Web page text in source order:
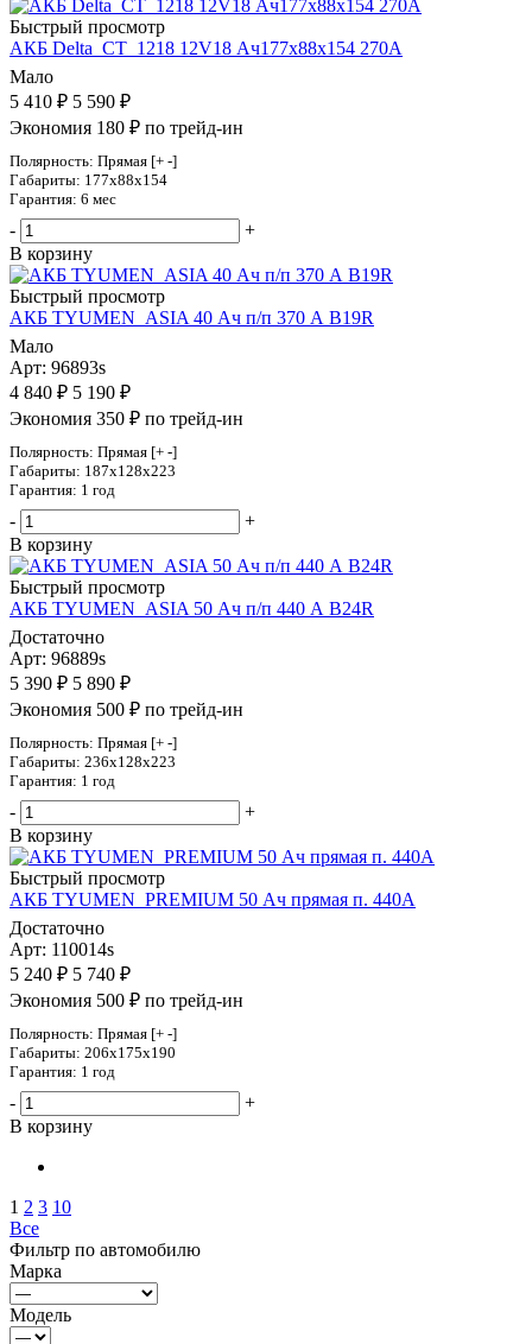
Быстрый просмотр
АКБ Delta_CT_1218 12V18 Ач177х88х154 270А
Мало
5 410 ₽ 5 590 ₽
Экономия 180 ₽ по трейд-ин
Полярность: Прямая [+ -]
Габариты: 177x88x154
Гарантия: 6 мес
-
+
В корзину
Быстрый просмотр
АКБ TYUMEN_ASIA 40 Ач п/п 370 А B19R
Мало
Арт: 96893s
4 840 ₽ 5 190 ₽
Экономия 350 ₽ по трейд-ин
Полярность: Прямая [+ -]
Габариты: 187x128x223
Гарантия: 1 год
-
+
В корзину
Быстрый просмотр
АКБ TYUMEN_ASIA 50 Ач п/п 440 А B24R
Достаточно
Арт: 96889s
5 390 ₽ 5 890 ₽
Экономия 500 ₽ по трейд-ин
Полярность: Прямая [+ -]
Габариты: 236x128x223
Гарантия: 1 год
-
+
В корзину
Быстрый просмотр
АКБ TYUMEN_PREMIUM 50 Ач прямая п. 440А
Достаточно
Арт: 110014s
5 240 ₽ 5 740 ₽
Экономия 500 ₽ по трейд-ин
Полярность: Прямая [+ -]
Габариты: 206x175x190
Гарантия: 1 год
-
+
В корзину
1 2 3 10
Все
Фильтр по автомобилю
Марка
Модель